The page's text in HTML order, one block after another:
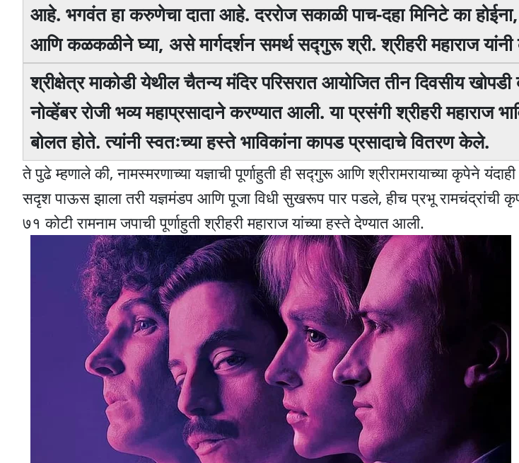
आहे. भगवंत हा करुणेचा दाता आहे. दररोज सकाळी पाच-दहा मिनिटे का
आणि कळकळीने घ्या, असे मार्गदर्शन समर्थ सद्गुरू श्री. श्रीहरी महाराज
श्रीक्षेत्र माकोडी येथील चैतन्य मंदिर परिसरात आयोजित तीन दिवसीय खोपडी
नोव्हेंबर रोजी भव्य महाप्रसादाने करण्यात आली. या प्रसंगी श्रीहरी महाराज
बोलत होते. त्यांनी स्वतःच्या हस्ते भाविकांना कापड प्रसादाचे वितरण केले.
ते पुढे म्हणाले की, नामस्मरणाच्या यज्ञाची पूर्णाहुती ही सद्गुरू आणि श्रीरामरायाच्या कृपेने
सदृश पाऊस झाला तरी यज्ञमंडप आणि पूजा विधी सुखरूप पार पडले, हीच प्रभू रामचंद्रांची
७१ कोटी रामनाम जपाची पूर्णाहुती श्रीहरी महाराज यांच्या हस्ते देण्यात आली.